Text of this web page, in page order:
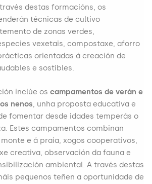
destas formacións, os
técnicas de cultivo
de zonas verdes,
vexetais, compostaxe, aforro
orientadas á creación de
e sostibles.
inclúe os campamentos de verán e
nenos, unha proposta educativa e
fomentar desde idades temperás o
Estes campamentos combinan
e á praia, xogos cooperativos,
creativa, observación da fauna e
ambiental. A través destas
pequenos teñen a oportunidade de